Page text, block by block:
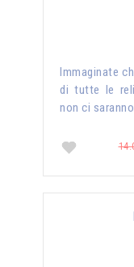
Immaginate
di tutte le
non ci